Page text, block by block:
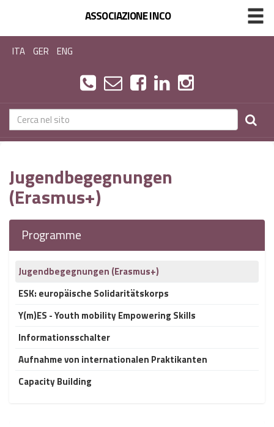
ASSOCIAZIONE INCO
ITA GER ENG
Jugendbegegnungen
(Erasmus+)
Programme
Jugendbegegnungen (Erasmus+)
ESK: europäische Solidaritätskorps
Y(m)ES - Youth mobility Empowering Skills
Informationsschalter
Aufnahme von internationalen Praktikanten
Capacity Building